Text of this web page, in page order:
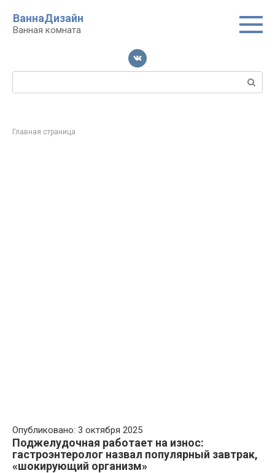
контенту
ВаннаДизайн
Ванная комната
Поиск:
Главная страница
Опубликовано: 3 октября 2025
Поджелудочная работает на износ:
гастроэнтеролог назвал популярный завтрак,
«шокирующий организм»